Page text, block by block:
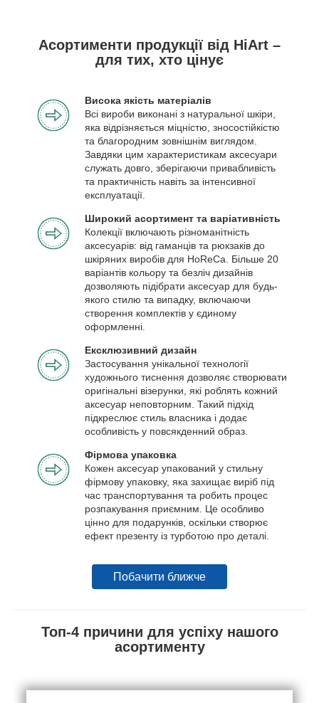
Асортименти продукції від HiArt –
для тих, хто цінує
Висока якість матеріалів
Всі вироби виконані з натуральної шкіри,
яка відрізняється міцністю, зносостійкістю
та благородним зовнішнім виглядом.
Завдяки цим характеристикам аксесуари
служать довго, зберігаючи привабливість
та практичність навіть за інтенсивної
експлуатації.
Широкий асортимент та варіативність
Колекції включають різноманітність
аксесуарів: від гаманців та рюкзаків до
шкіряних виробів для HoReCa. Більше 20
варіантів кольору та безліч дизайнів
дозволяють підібрати аксесуар для будь-
якого стилю та випадку, включаючи
створення комплектів у єдиному
оформленні.
Ексклюзивний дизайн
Застосування унікальної технології
художнього тиснення дозволяє створювати
оригінальні візерунки, які роблять кожний
аксесуар неповторним. Такий підхід
підкреслює стиль власника і додає
особливість у повсякденний образ.
Фірмова упаковка
Кожен аксесуар упакований у стильну
фірмову упаковку, яка захищає виріб під
час транспортування та робить процес
розпакування приємним. Це особливо
цінно для подарунків, оскільки створює
ефект презенту із турботою про деталі.
Побачити ближче
Топ-4 причини для успіху нашого
асортименту